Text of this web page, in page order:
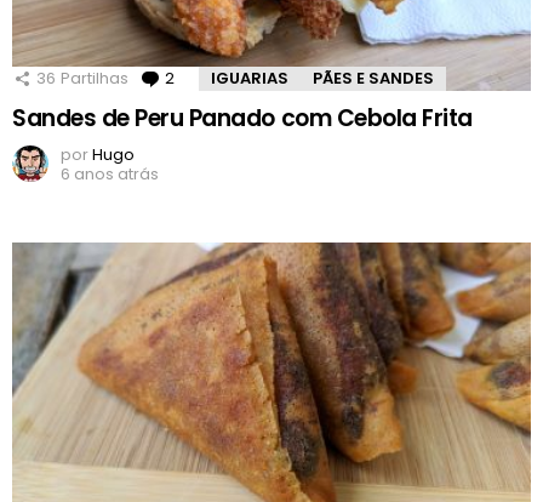
36 Partilhas 2 Comentários
IGUARIAS PÃES E SANDES
Sandes de Peru Panado com Cebola Frita
porHugo
6 anos atrás